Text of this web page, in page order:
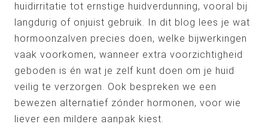
huidirritatie tot ernstige huidverdunning, vooral bij
langdurig of onjuist gebruik. In dit blog lees je wat
hormoonzalven precies doen, welke bijwerkingen
vaak voorkomen, wanneer extra voorzichtigheid
geboden is én wat je zelf kunt doen om je huid
veilig te verzorgen. Ook bespreken we een
bewezen alternatief zónder hormonen, voor wie
liever een mildere aanpak kiest.